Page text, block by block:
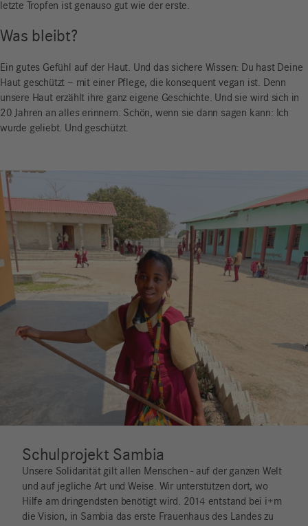
Schulprojekt Sambia
Unsere Solidarität gilt allen Menschen - auf der ganzen Welt
und auf jegliche Art und Weise. Wir unterstützen dort, wo
Hilfe am dringendsten benötigt wird. 2014 entstand bei i+m
die Vision, in Sambia das erste Frauenhaus des Landes zu
letzte Tropfen ist genauso gut wie der erste.
Was bleibt?
Ein gutes Gefühl auf der Haut. Und das sichere Wissen: Du hast Deine
Haut geschützt – mit einer Pflege, die konsequent vegan ist. Denn
unsere Haut erzählt ihre ganz eigene Geschichte. Und sie wird sich in
20 Jahren an alles erinnern. Schön, wenn sie dann sagen kann: Ich
wurde geliebt. Und geschützt.